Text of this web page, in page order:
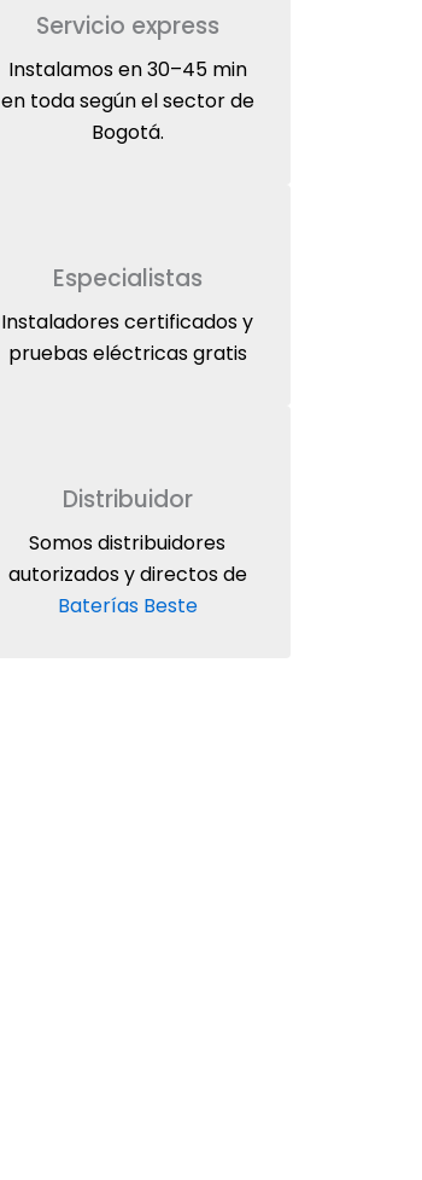
Servicio express
Instalamos en 30–45 min
en toda según el sector de
Bogotá.
Especialistas
Instaladores certificados y
pruebas eléctricas gratis
Distribuidor
Somos distribuidores
autorizados y directos de
Baterías Beste